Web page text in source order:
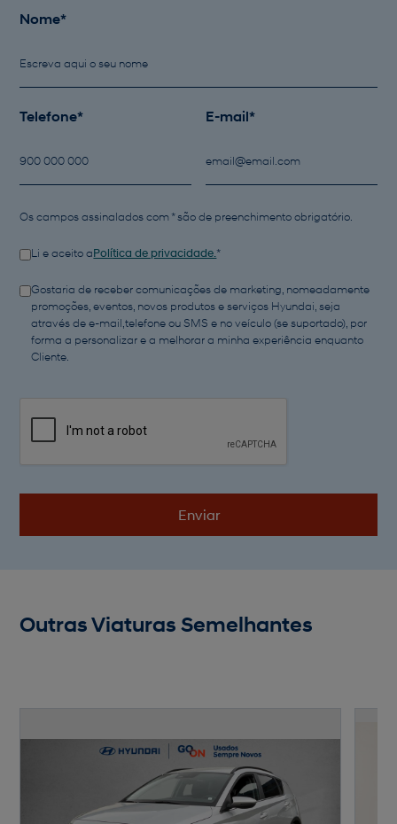
Nome*
Telefone* E-mail*
Os campos assinalados com * são de preenchimento obrigatório.
Li e aceito aPolítica de privacidade.*
Gostaria de receber comunicações de marketing, nomeadamente
promoções, eventos, novos produtos e serviços Hyundai, seja
através de e-mail,telefone ou SMS e no veículo (se suportado), por
forma a personalizar e a melhorar a minha experiência enquanto
Cliente.
Enviar
Outras Viaturas Semelhantes